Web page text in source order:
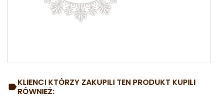
KLIENCI KTÓRZY ZAKUPILI TEN PRODUKT KUPILI
RÓWNIEŻ: